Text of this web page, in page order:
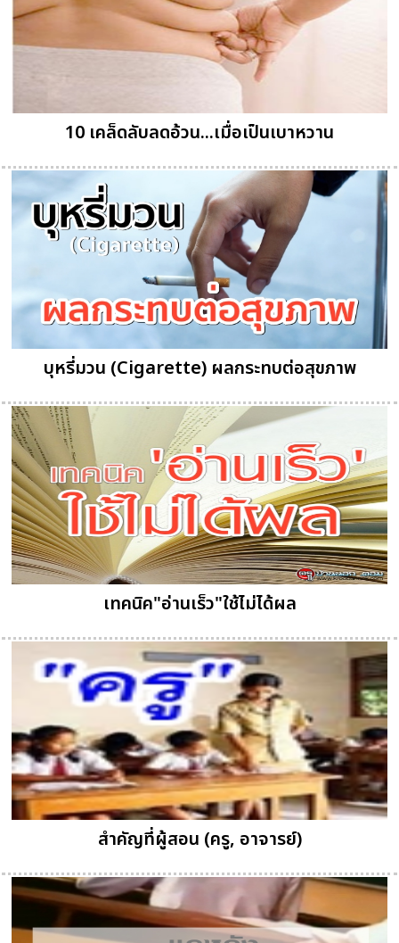
10 เคล็ดลับลดอ้วน...เมื่อเป็นเบาหวาน
บุหรี่มวน (Cigarette) ผลกระทบต่อสุขภาพ
เทคนิค"อ่านเร็ว"ใช้ไม่ได้ผล
สำคัญที่ผู้สอน (ครู, อาจารย์)